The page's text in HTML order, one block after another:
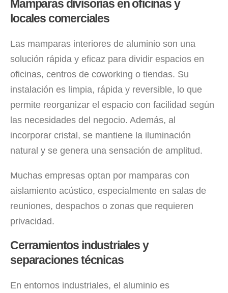
Mamparas divisorias en oficinas y
locales comerciales
Las mamparas interiores de aluminio son una
solución rápida y eficaz para dividir espacios en
oficinas, centros de coworking o tiendas. Su
instalación es limpia, rápida y reversible, lo que
permite reorganizar el espacio con facilidad según
las necesidades del negocio. Además, al
incorporar cristal, se mantiene la iluminación
natural y se genera una sensación de amplitud.
Muchas empresas optan por mamparas con
aislamiento acústico, especialmente en salas de
reuniones, despachos o zonas que requieren
privacidad.
Cerramientos industriales y
separaciones técnicas
En entornos industriales, el aluminio es